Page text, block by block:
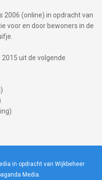
2006 (online) in opdracht van
voor en door bewoners in de
uit de volgende
in opdracht van Wijkbeheer
Media